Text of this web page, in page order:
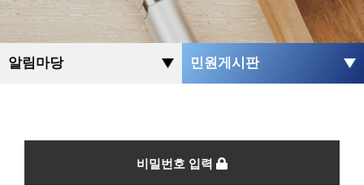
알림마당 민원게시판
비밀번호 입력